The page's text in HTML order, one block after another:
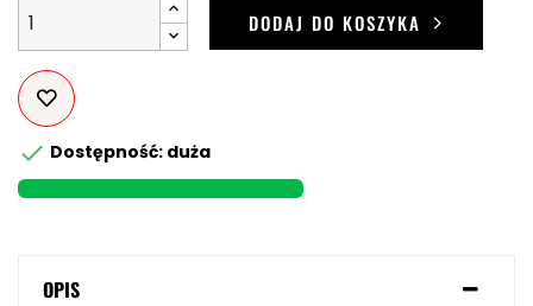
DODAJ DO KOSZYKA
 Dostępność: duża
OPIS